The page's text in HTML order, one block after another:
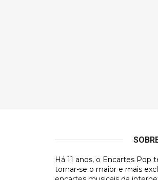
Há 11 anos, o Encartes Pop
tornar-se o maior e mais